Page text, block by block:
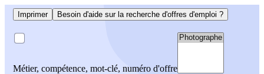
Imprimer Besoin d'aide sur la recherche d'offres d'emploi ?
Métier, compétence, mot-clé, numéro d'offre